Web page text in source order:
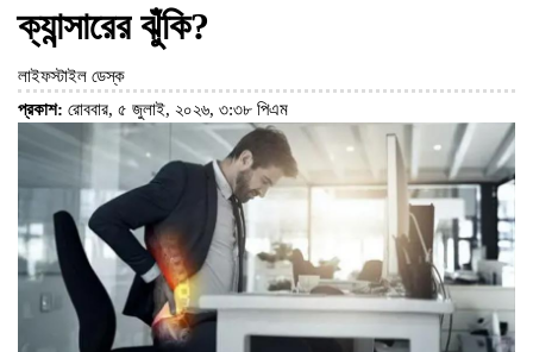
ক্যান্সারের ঝুঁকি?
লাইফস্টাইল ডেস্ক
প্রকাশ: রোববার, ৫ জুলাই, ২০২৬, ৩:৩৮ পিএম